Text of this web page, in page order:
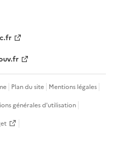
Plan du site Mentions légales
générales d'utilisation